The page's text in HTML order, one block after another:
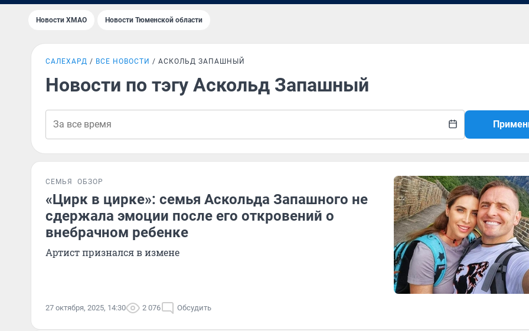
Новости ХМАО Новости Тюменской области
САЛЕХАРД ВСЕ НОВОСТИ АСКОЛЬД ЗАПАШНЫЙ
Новости по тэгу Аскольд Запашный
СЕМЬЯ ОБЗОР
«Цирк в цирке»: семья Аскольда Запашного не
сдержала эмоции после его откровений о
внебрачном ребенке
Артист признался в измене
27 октября, 2025, 14:30 2 076 Обсудить